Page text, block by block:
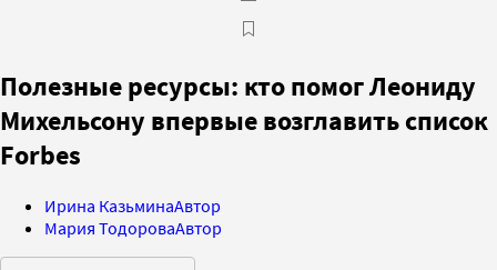
Полезные ресурсы: кто помог Леониду
Михельсону впервые возглавить список
Forbes
Ирина КазьминаАвтор
Мария ТодороваАвтор